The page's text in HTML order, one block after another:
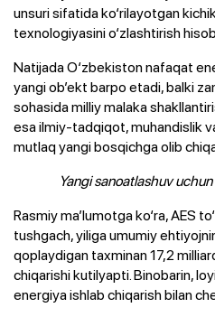
unsuri sifatida ko‘rilayotgan
texnologiyasini o‘zlashtirish
Natijada O‘zbekiston nafaqat
yangi ob’ekt barpo etadi, balki
sohasida milliy malaka
esa ilmiy-tadqiqot, muhandislik
mutlaq yangi bosqichga olib
Yangi sanoatlashuv
Rasmiy ma’lumotga ko‘ra, AES
tushgach, yiliga umumiy
qoplaydigan taxminan 17,2
chiqarishi kutilyapti. Binobarin,
energiya ishlab chiqarish bilan